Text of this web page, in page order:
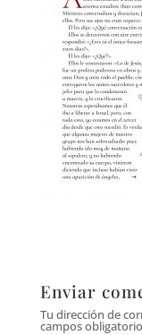
Enviar
Tu dirección de
campos